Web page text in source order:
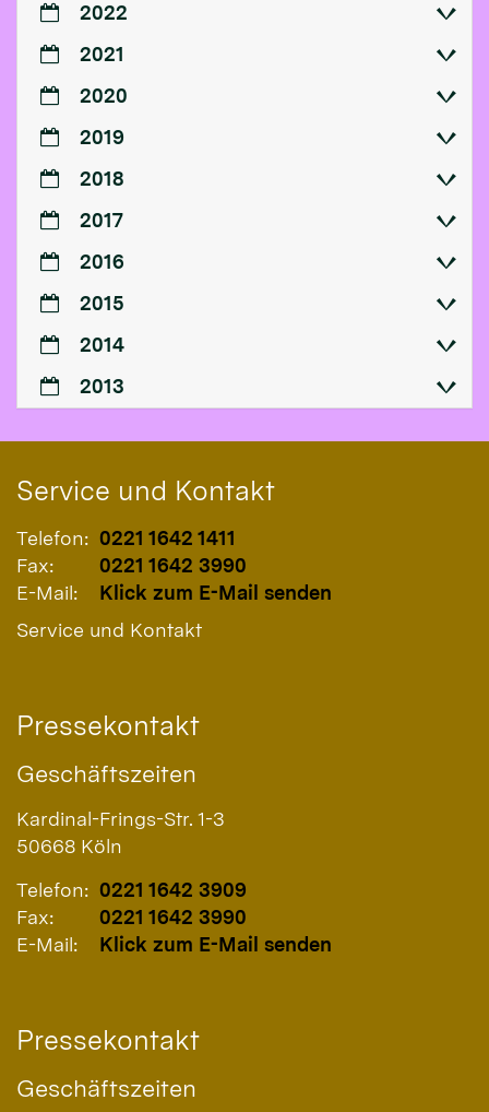
2022
2021
2020
2019
2018
2017
2016
2015
2014
2013
Service und Kontakt
Telefon: 0221 1642 1411
Fax:
0221 1642 3990
E-Mail:
Klick zum E-Mail senden
Service und Kontakt
Pressekontakt
Geschäftszeiten
Kardinal-Frings-Str. 1-3
50668 Köln
Telefon: 0221 1642 3909
Fax:
0221 1642 3990
E-Mail:
Klick zum E-Mail senden
Pressekontakt
Geschäftszeiten